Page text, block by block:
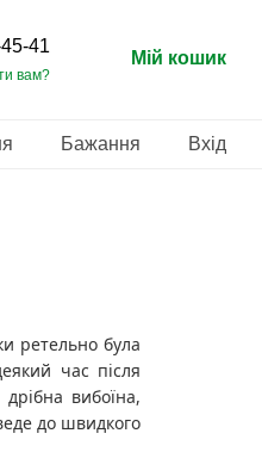
41
вам?
Мій кошик
Бажання Вхід
ретельно була
час після
вибоїна,
до швидкого